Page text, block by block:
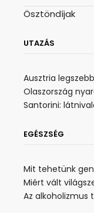
Ösztöndíjak
UTAZÁS
Ausztria
Olaszország
Santorini:
EGÉSZSÉG
Mit tehetünk
Miért vált
Az alkoholizmus